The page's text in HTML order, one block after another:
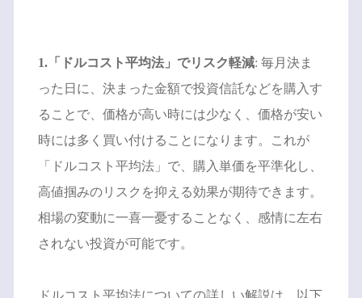
1.「ドルコスト平均法」でリスク軽減: 毎月決ま
った日に、決まった金額で投資信託などを購入す
ることで、価格が高い時には少なく、価格が安い
時には多く買い付けることになります。これが
「ドルコスト平均法」で、購入単価を平準化し、
高値掴みのリスクを抑える効果が期待できます。
相場の変動に一喜一憂することなく、感情に左右
されない投資が可能です。